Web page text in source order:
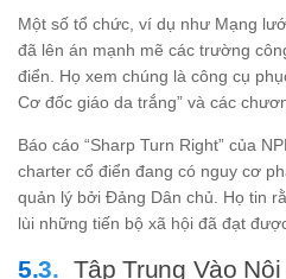
Một số tổ chức, ví dụ như Mạng
đã lên án mạnh mẽ các trường
điển. Họ xem chúng là công cụ
Cơ đốc giáo da trắng” và các
Báo cáo “Sharp Turn Right” của
charter cổ điển đang có nguy cơ
quản lý bởi Đảng Dân chủ. Họ tin
lùi những tiến bộ xã hội đã đạt
Tập Trung Vào